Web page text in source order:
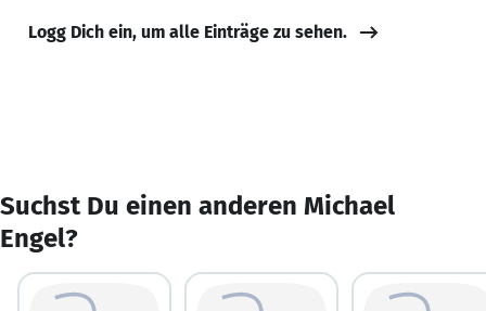
Logg Dich ein, um alle Einträge zu sehen.
Suchst Du einen anderen Michael
Engel?